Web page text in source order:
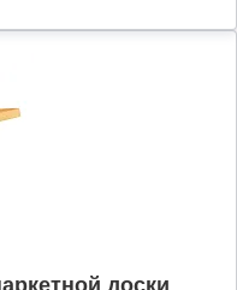
доски